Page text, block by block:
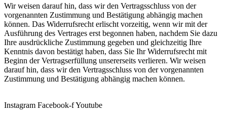
Wir weisen darauf hin, dass wir den Vertragsschluss von der
vorgenannten Zustimmung und Bestätigung abhängig machen
können. Das Widerrufsrecht erlischt vorzeitig, wenn wir mit der
Ausführung des Vertrages erst begonnen haben, nachdem Sie dazu
Ihre ausdrückliche Zustimmung gegeben und gleichzeitig Ihre
Kenntnis davon bestätigt haben, dass Sie Ihr Widerrufsrecht mit
Beginn der Vertragserfüllung unsererseits verlieren. Wir weisen
darauf hin, dass wir den Vertragsschluss von der vorgenannten
Zustimmung und Bestätigung abhängig machen können.
Instagram Facebook-fYoutube